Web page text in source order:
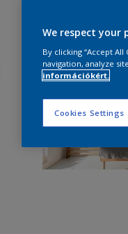
We respect your
By clicking “Accept
navigation, analyze
információkért.
Cookies Settings